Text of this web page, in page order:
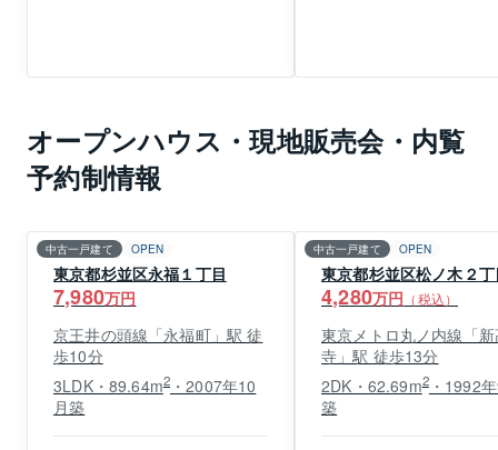
オープンハウス・現地販売会・内覧
予約制情報
中古一戸建て OPEN
東京都杉並区永福１丁目
7,980万円
京王井の頭線「永福町」駅 徒
歩10分
3LDK・89.64m2 ・2007年10
月築
中古一戸建て OPEN
東京都杉並区松ノ木２
4,280万円 （税込）
東京メトロ丸ノ内線「
寺」駅 徒歩13分
2DK・62.69m2・1992
築